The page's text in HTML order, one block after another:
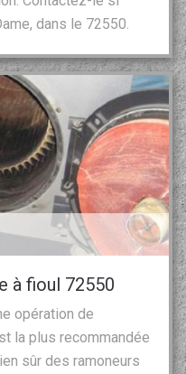
dans le 72550.
à fioul 72550
opération de
la plus recommandée
sûr des ramoneurs